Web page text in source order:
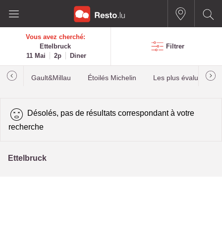
Vous avez cherché:
Ettelbruck
11 Mai
2p Diner
Filtrer
Gault&Millau Étoilés Michelin Les plus évalués
Désolés, pas de résultats correspondant à votre
recherche
Ettelbruck